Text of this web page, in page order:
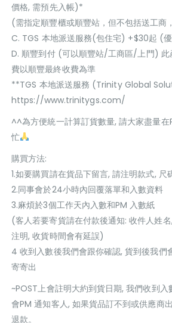
價格, 需預先入帳)*
(需指定順豐櫃或順豐站，但不包括送工商
C. TGS 本地派送服務(包住宅) +$30起 (
D. 順豐到付 (可以順豐站/工商區/上門) 此
費以順豐最終收費為準
**TGS 本地派送服務 (Trinity Global
https://www.trinitygs.com/
^^為方便統一計算訂貨數量, 請大家盡量在
忙
購買方法:
1.如要購買請在貨品下留言, 請注明款式,
2.同事會於24小時內回覆落單和入數資料
3.麻煩於3個工作天內入數和PM 入數紙
(客人若要寄貨請在付款後通知: 收件人姓
注明, 收貨時間會有延誤)
4 收到入數後我們會跟你確認, 貨到後我們
寄寄出
~POST上會註明大約到貨日期, 我們收到入
會PM 通知客人, 如果貨品訂不到或供應商
退款。